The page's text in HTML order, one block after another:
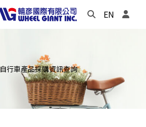
EN
自行車產品採購資訊查詢